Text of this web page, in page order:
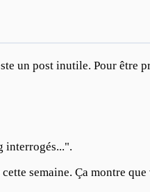
un post inutile. Pour être
interrogés...".
semaine. Ça montre